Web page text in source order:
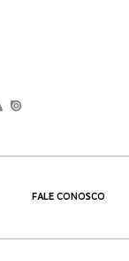
FALE CONOSCO